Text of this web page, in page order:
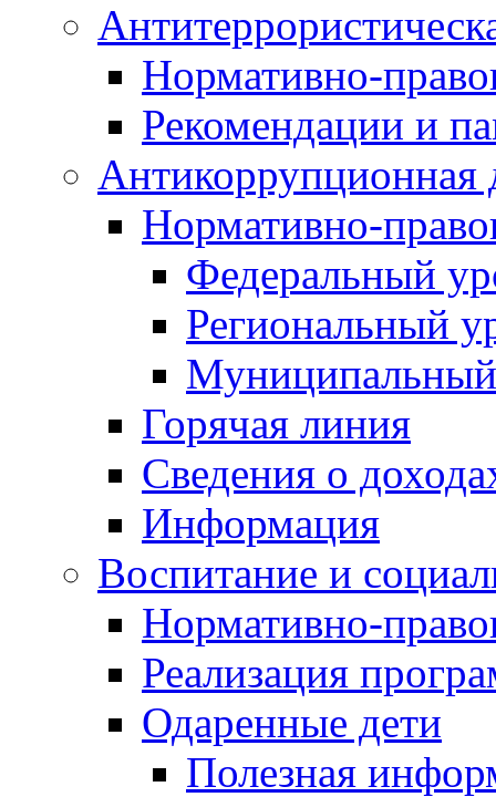
Нормативно-
Рекомендации и
Антикоррупционная
Нормативно-
Федеральный
Региональный
Горячая линия
Сведения о
Информация
Воспитание и
Нормативно-
Реализация
Одаренные дети
Полезная